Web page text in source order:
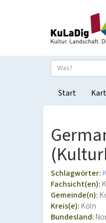
Start
Schlagwörter:
Fachsicht(en):
Gemeinde(n):
Kreis(e): Köln
Bundesland: